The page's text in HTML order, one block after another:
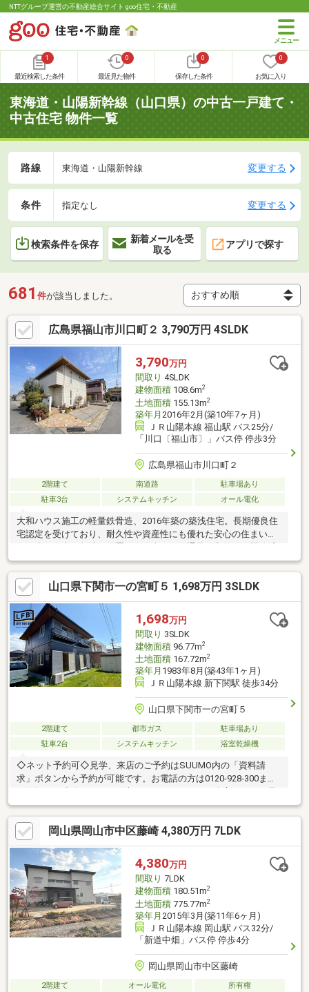
NTTグループ運営の不動産総合サイト goo住宅・不動産
1
最近検索した条件
0
最近見た物件
0
保存した条件
0
お気に入り
東海道・山陽新幹線（山口県）の中古一戸建て・
中古住宅 物件一覧
路線 東海道・山陽新幹線 変更する
条件 指定なし 変更する
検索条件を保存
新着メールを受
取る
アプリで探す
681 件が該当しました。
広島県福山市川口町２ 3,790万円 4SLDK
3,790万円
間取り 4SLDK
建物面積108.6m2
土地面積155.13m2
築年月 2016年2月(築10年7ヶ月)
ＪＲ山陽本線 福山駅 バス25分/
「川口〔福山市〕」バス停 停歩3分
広島県福山市川口町２
2階建て 南道路
駐車場あり
駐車3台
システムキッチン オール電化
大和ハウス施工の軽量鉄骨造、2016年築の築浅住宅。長期優良住
宅認定を受けており、耐久性や資産性にも優れた安心の住まいで
のある暮らしが叶います。太陽光発電システムを搭載しており、
日々の電気代の軽減や売電収入も期待可能。室内は使い勝手の良
い間取りで、ファミリー世帯にもおすすめの一邸です。
山口県下関市一の宮町５ 1,698万円 3SLDK
1,698万円
間取り 3SLDK
建物面積96.77m2
土地面積167.72m2
築年月 1983年8月(築43年1ヶ月)
ＪＲ山陽本線 新下関駅 徒歩34分
山口県下関市一の宮町５
2階建て 都市ガス
駐車場あり
駐車2台
システムキッチン 浴室乾燥機
◇ネット予約可◇見学、来店のご予約はSUUMO内の「資料請
求」ボタンから予約が可能です。お電話の方は0120-928-300まで
学・ご相談も承っております。◇現地見学の見どころ◇・収納の
位置や陽当たりを現地でお確かめください・スマートフォンやデ
ジカメで物件を撮影いただくことも可能です【どんなことでもご
相談ください！】・家を買うにはどのくらいの期間と費用がかか
るのかしら？・マンションと戸建はどちらがいいの？新築、それ
ともリフォーム済み物件？・他にも借入があるけど、住宅ローン
が組めるか不安だわ… 等々
岡山県岡山市中区藤崎 4,380万円 7LDK
4,380万円
間取り 7LDK
建物面積180.51m2
土地面積775.77m2
築年月 2015年3月(築11年6ヶ月)
ＪＲ山陽本線 岡山駅 バス32分/
「新道中畑」バス停 停歩4分
岡山県岡山市中区藤崎
2階建て オール電化 所有権